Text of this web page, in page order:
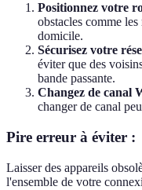
Positionnez votre
obstacles comme
domicile.
Sécurisez votre
éviter que des
bande passante.
Changez de canal
changer de canal
Pire erreur à éviter :
Laisser des appareils
l'ensemble de votre